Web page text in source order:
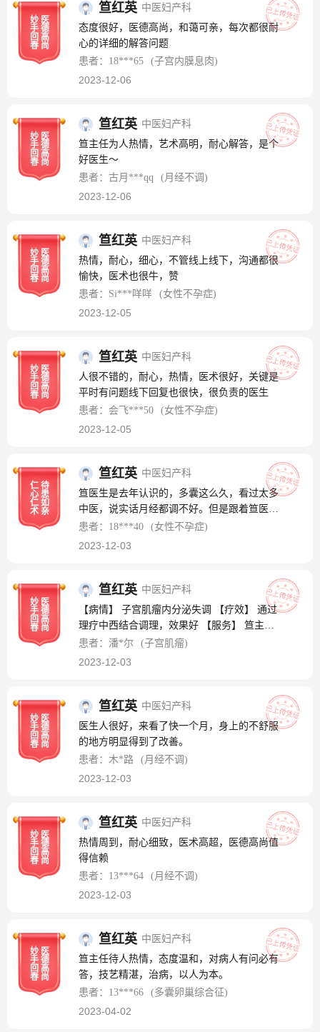
妙
手
回
春
医
德
高
尚
笪红英 中医妇产科
态度很好，医德高尚，和蔼可亲，每次都很耐
心的详细的解答问题
患者：18***65
(子宫内膜息肉)
2023-12-06
妙
手
回
春
医
德
高
尚
笪红英 中医妇产科
笪主任为人热情，艺术高明，耐心解答，是个
好医生～
患者：古月***qq
(月经不调)
2023-12-06
妙
手
回
春
医
德
高
尚
笪红英 中医妇产科
热情，耐心，细心，不管线上线下，沟通都很
愉快，医术也很牛，赞
患者：Si***咩咩
(女性不孕症)
2023-12-05
妙
手
回
春
医
德
高
尚
笪红英 中医妇产科
人很不错的，耐心，热情，医术很好，关键是
平时有问题线下回复也很快，很负责的医生
患者：会飞***50
(女性不孕症)
2023-12-05
仁
心
仁
术
待
患
如
亲
笪红英 中医妇产科
笪医生是去年认识的，多囊这么久，看过太多
中医，说实话月经都调不好。但是跟着笪医生
半年多，经期正常，还排卵了！真的很感谢，
而且笪医生为人亲和，跟在后面很舒服！哈哈
患者：18***40 (女性不孕症)
2023-12-03
妙
手
回
春
医
德
高
尚
笪红英 中医妇产科
【病情】 子宫肌瘤内分泌失调 【疗效】 通过
理疗中西结合调理，效果好 【服务】 笪主任
对病人态度很好 【致谢】 感谢笪主任对患者
关怀，医者仁心～
患者：潘*尔 (子宫肌瘤)
2023-12-03
妙
手
回
春
医
德
高
尚
笪红英 中医妇产科
医生人很好，来看了快一个月，身上的不舒服
的地方明显得到了改善。
患者：木*路
(月经不调)
2023-12-03
妙
手
回
春
医
德
高
尚
笪红英 中医妇产科
热情周到，耐心细致，医术高超，医德高尚值
得信赖
患者：13***64
(月经不调)
2023-12-03
妙
手
回
春
医
德
高
尚
笪红英 中医妇产科
笪主任待人热情，态度温和，对病人有问必有
答，技艺精湛，治病，以人为本。
患者：13***66
(多囊卵巢综合征)
2023-04-02